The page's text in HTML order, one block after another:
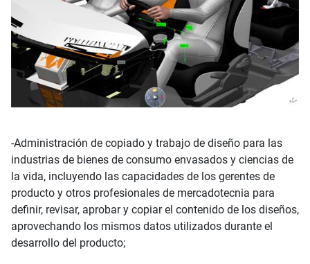
-Administración de copiado y trabajo de diseño para las
industrias de bienes de consumo envasados y ciencias de
la vida, incluyendo las capacidades de los gerentes de
producto y otros profesionales de mercadotecnia para
definir, revisar, aprobar y copiar el contenido de los diseños,
aprovechando los mismos datos utilizados durante el
desarrollo del producto;